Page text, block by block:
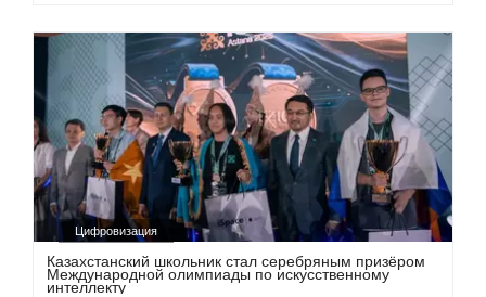
Цифровизация
Казахстанский школьник стал серебряным призёром
Международной олимпиады по искусственному
интеллекту